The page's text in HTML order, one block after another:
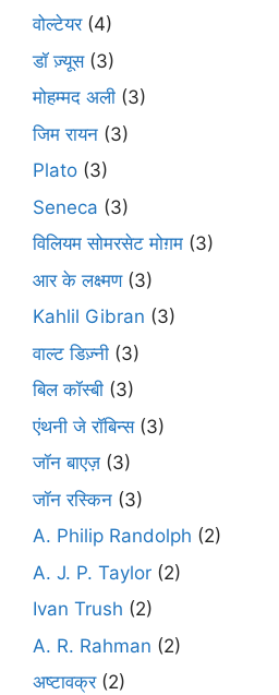
वोल्टेयर(4)
डॉ ज़्यूस(3)
मोहम्मद अली (3)
जिम रायन (3)
Plato (3)
Seneca (3)
विलियम सोमरसेट मोग़म (3)
आर के लक्ष्मण(3)
Kahlil Gibran (3)
वाल्ट डिज़्नी (3)
बिल कॉस्बी (3)
एंथनी जे रॉबिन्स(3)
जॉन बाएज़ (3)
जॉन रस्किन (3)
A. Philip Randolph (2)
A. J. P. Taylor (2)
Ivan Trush (2)
A. R. Rahman (2)
अष्टावक्र(2)